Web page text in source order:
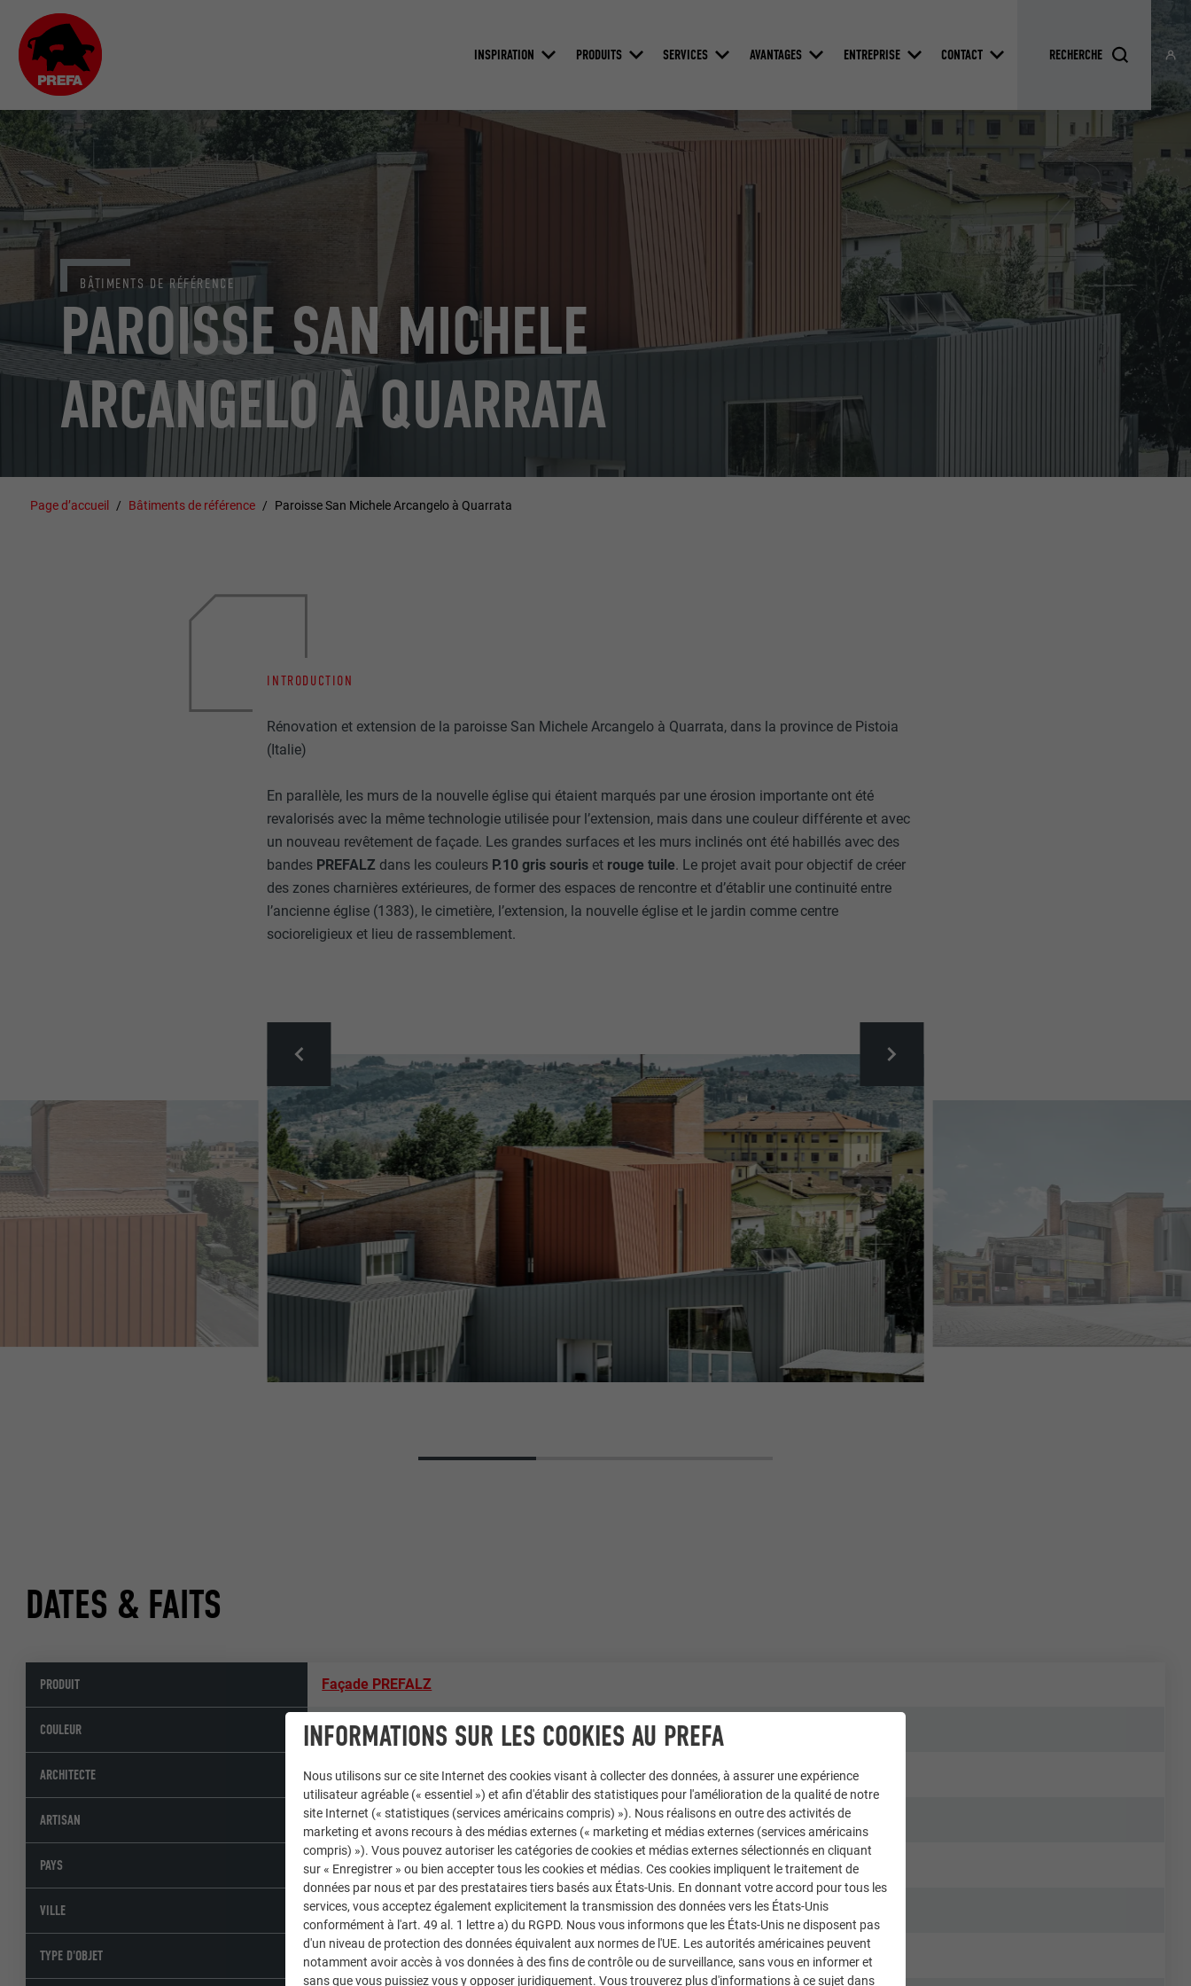
INSPIRATION PRODUITS SERVICES AVANTAGES ENTREPRISE CONTACT
PAROISSE SAN MICHELE
ARCANGELO À QUARRATA
BÂTIMENTS DE RÉFÉRENCE
Page d’accueil Bâtiments de référence Paroisse San Michele Arcangelo à Quarrata
INTRODUCTION
Rénovation et extension de la paroisse San Michele Arcangelo à Quarrata, dans la province de Pistoia
(Italie)
En parallèle, les murs de la nouvelle église qui étaient marqués par une érosion importante ont été
revalorisés avec la même technologie utilisée pour l’extension, mais dans une couleur différente et avec
un nouveau revêtement de façade. Les grandes surfaces et les murs inclinés ont été habillés avec des
bandes PREFALZ dans les couleurs P.10 gris souris et rouge tuile. Le projet avait pour objectif de créer
des zones charnières extérieures, de former des espaces de rencontre et d’établir une continuité entre
l’ancienne église (1383), le cimetière, l’extension, la nouvelle église et le jardin comme centre
socioreligieux et lieu de rassemblement.
DATES & FAITS
PRODUIT Façade PREFALZ
COULEUR 07 P.10 gris souris, 04 rouge tuile
ARCHITECTE Studio Fiaschi - Arch. Stefano Fiaschi
ARTISAN RG Coperture
PAYS Italie
VILLE Vignole Quarrata
TYPE D'OBJET Bâtiments publics & autres installations
INFORMATIONS SUR LES COOKIES AU PREFA
Nous utilisons sur ce site Internet des cookies visant à collecter des données, à assurer une expérience
utilisateur agréable (« essentiel ») et afin d'établir des statistiques pour l'amélioration de la qualité de notre
site Internet (« statistiques (services américains compris) »). Nous réalisons en outre des activités de
marketing et avons recours à des médias externes (« marketing et médias externes (services américains
compris) »). Vous pouvez autoriser les catégories de cookies et médias externes sélectionnés en cliquant
sur « Enregistrer » ou bien accepter tous les cookies et médias. Ces cookies impliquent le traitement de
données par nous et par des prestataires tiers basés aux États-Unis. En donnant votre accord pour tous les
services, vous acceptez également explicitement la transmission des données vers les États-Unis
conformément à l'art. 49 al. 1 lettre a) du RGPD. Nous vous informons que les États-Unis ne disposent pas
d'un niveau de protection des données équivalent aux normes de l'UE. Les autorités américaines peuvent
notamment avoir accès à vos données à des fins de contrôle ou de surveillance, sans vous en informer et
sans que vous puissiez vous y opposer juridiquement. Vous trouverez plus d'informations à ce sujet dans